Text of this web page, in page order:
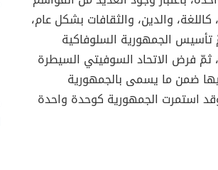
كاللغة، والدين، والثقافات بشكل عام،
في عام 1939م تمّ تأسيس الجمهورية السلوفاكية
ثمّ فرض الاتحاد السوفيتي السيطرة
ضمن ما يسمى بالجمهورية
وقد استمرت الجمهورية كوحدة واحدة